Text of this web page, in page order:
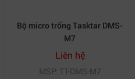
Bộ micro trống Tasktar DMS-
M7
Liên hệ
MSP: TT-DMS-M7